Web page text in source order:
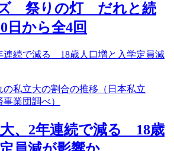
祭りの灯 だれと続
から全4回
連続で減る 18歳人口増と入学定員減
、2年連続で減る 18歳